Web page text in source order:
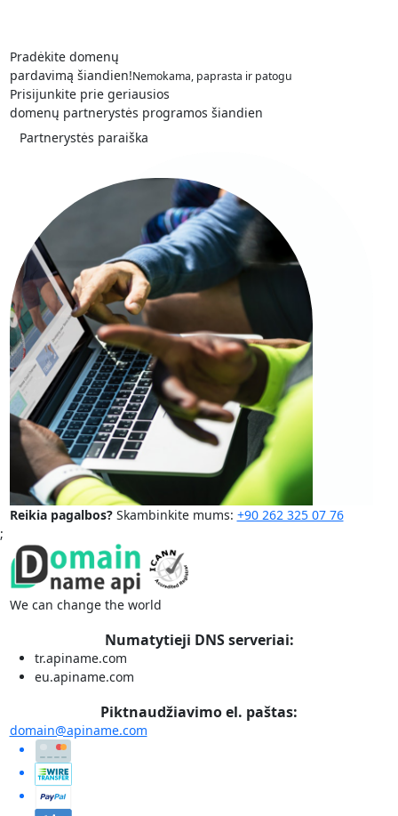
Pradėkite domenų
pardavimą šiandien!Nemokama, paprasta ir patogu
Prisijunkite prie geriausios
domenų partnerystės programos šiandien
Partnerystės paraiška
Reikia pagalbos?Skambinkite mums: +90 262 325 07 76
;
We can change the world
Numatytieji DNS serveriai:
tr.apiname.com
eu.apiname.com
Piktnaudžiavimo el. paštas:
domain@apiname.com